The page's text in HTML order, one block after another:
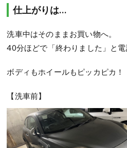
仕上がりは…
洗車中はそのままお買い物へ。
40分ほどで「終わりました」と
ボディもホイールもピッカピカ！
【洗車前】